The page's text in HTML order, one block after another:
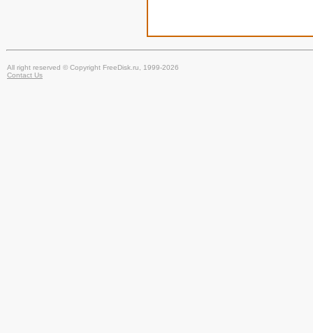
All right reserved © Copyright FreeDisk.ru, 1999-2026
Contact Us